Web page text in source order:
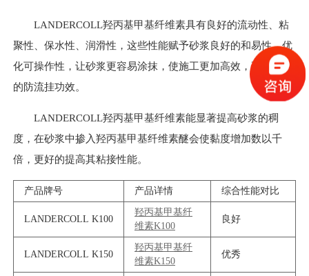
LANDERCOLL羟丙基甲基纤维素具有良好的流动性、粘
聚性、保水性、润滑性，这些性能赋予砂浆良好的和易性，优
化可操作性，让砂浆更容易涂抹，使施工更加高效，更有一定
的防流挂功效。
LANDERCOLL羟丙基甲基纤维素能显著提高砂浆的稠
度，在砂浆中掺入羟丙基甲基纤维素醚会使黏度增加数以千
倍，更好的提高其粘接性能。
产品牌号 产品详情 综合性能对比
LANDERCOLL K100
羟丙基甲基纤
维素K100
良好
LANDERCOLL K150
羟丙基甲基纤
维素K150
优秀